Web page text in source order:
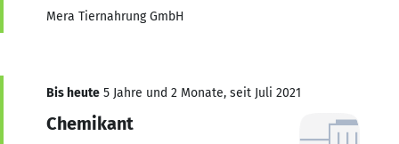
Mera Tiernahrung GmbH
Bis heute 5 Jahre und 2 Monate, seit Juli 2021
Chemikant